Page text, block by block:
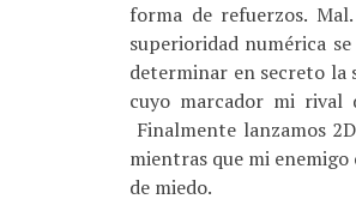
forma de refuerzos.
superioridad numérica
determinar en secreto la
cuyo marcador mi rival
Finalmente lanzamos
mientras que mi enemigo
de miedo.